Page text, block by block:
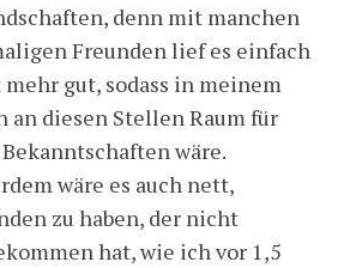
denn mit manchen
Freunden lief es einfach
gut, sodass in meinem
an diesen Stellen Raum für
wäre.
wäre es auch nett,
zu haben, der nicht
hat, wie ich vor 1,5